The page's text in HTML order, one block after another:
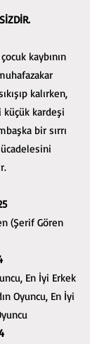
kaybının
kalırken,
kardeşi
bir sırrı
(Şerif Gören
En İyi Erkek
Oyuncu, En İyi